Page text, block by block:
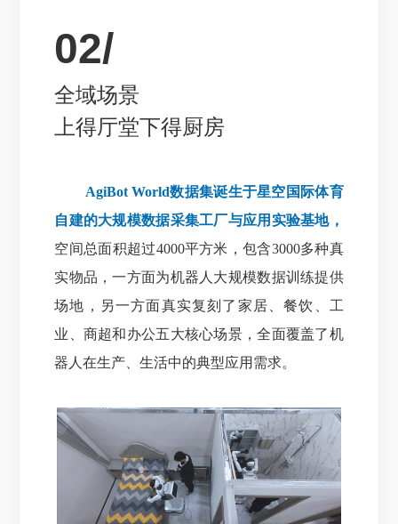
02/
全域场景
上得厅堂下得厨房
AgiBot World数据集诞生于星空国际体育
自建的大规模数据采集工厂与应用实验基地，
空间总面积超过4000平方米，包含3000多种真
实物品，一方面为机器人大规模数据训练提供
场地 ， 另一方面真实复刻了家居、餐饮、工
业、商超和办公五大核心场景，全面覆盖了机
器人在生产、生活中的典型应用需求。